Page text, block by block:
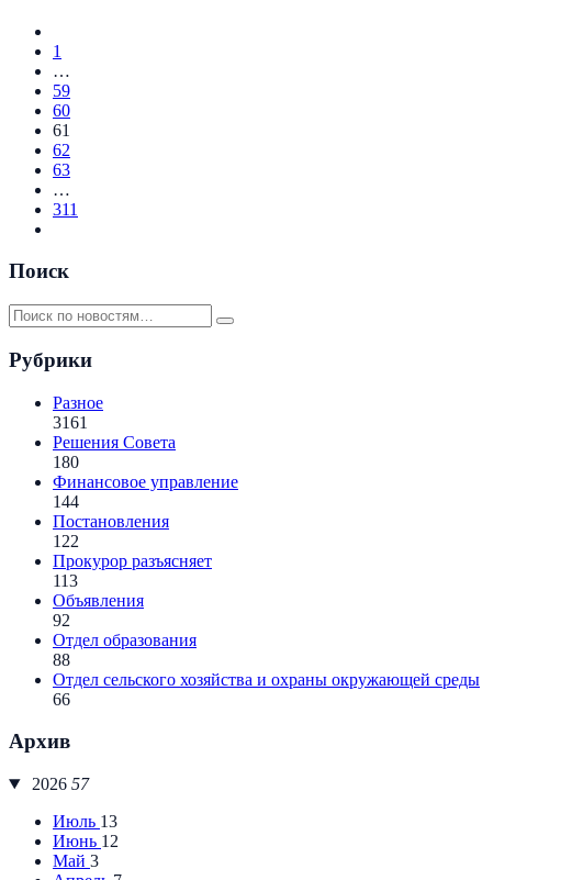
1
…
59
60
61
62
63
…
311
Поиск
Рубрики
Разное
3161
Решения Совета
180
Финансовое управление
144
Постановления
122
Прокурор разъясняет
113
Объявления
92
Отдел образования
88
Отдел сельского хозяйства и охраны окружающей среды
66
Архив
2026 57
Июль 13
Июнь 12
Май 3